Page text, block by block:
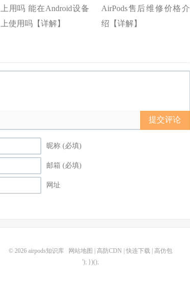
上用吗 能在Android设备
上使用吗【详解】
AirPods售后维修价格介
绍【详解】
提交评论
昵称 (必填)
邮箱 (必填)
网址
© 2026 airpods知识库 网站地图 | 高防CDN | 快连下载 | 高仿包
'); })();